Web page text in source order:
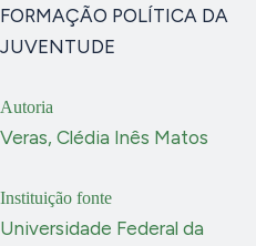
FORMAÇÃO POLÍTICA DA
JUVENTUDE
Autoria
Veras, Clédia Inês Matos
Instituição fonte
Universidade Federal da